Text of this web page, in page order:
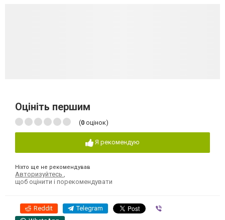
Оцініть першим
(0 оцінок)
Я рекомендую
Ніхто ще не рекомендував
Авторизуйтесь
щоб оцінити і порекомендувати
Reddit Telegram